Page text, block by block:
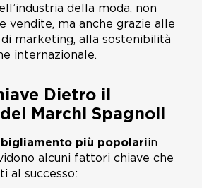
della moda, non
vendite, ma anche grazie alle
marketing, alla sostenibilità
internazionale.
Dietro il
Marchi Spagnoli
più popolariin
alcuni fattori chiave che
al successo: